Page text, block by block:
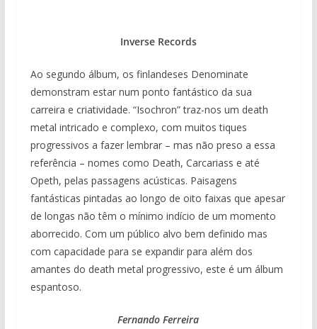
Inverse Records
Ao segundo álbum, os finlandeses Denominate
demonstram estar num ponto fantástico da sua
carreira e criatividade. “Isochron” traz-nos um death
metal intricado e complexo, com muitos tiques
progressivos a fazer lembrar – mas não preso a essa
referência – nomes como Death, Carcariass e até
Opeth, pelas passagens acústicas. Paisagens
fantásticas pintadas ao longo de oito faixas que apesar
de longas não têm o mínimo indício de um momento
aborrecido. Com um público alvo bem definido mas
com capacidade para se expandir para além dos
amantes do death metal progressivo, este é um álbum
espantoso.
Fernando Ferreira